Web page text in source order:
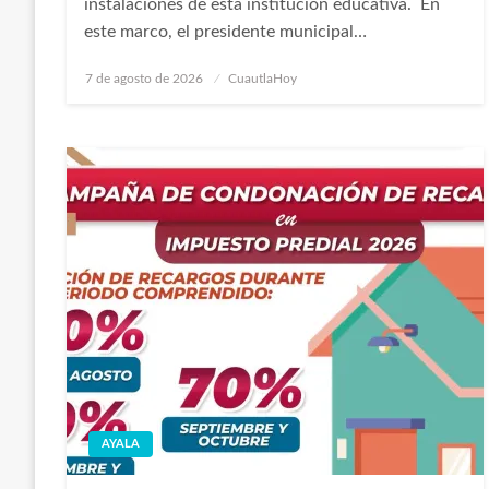
instalaciones de esta institución educativa. En
este marco, el presidente municipal…
Publicado
7 de agosto de 2026 CuautlaHoy
AYALA